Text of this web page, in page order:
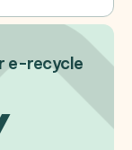
e-recycle